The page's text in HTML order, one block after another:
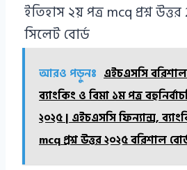
ইতিহাস ২য় পত্র mcq প্রশ্ন
সিলেট বোর্ড
আরও পড়ুনঃ এইচএসসি বরিশাল
ব্যাংকিং ও বিমা ১ম পত্র
২০২৫ | এইচএসসি ফিন্যান্স,
mcq প্রশ্ন উত্তর ২০২৫ বরিশাল